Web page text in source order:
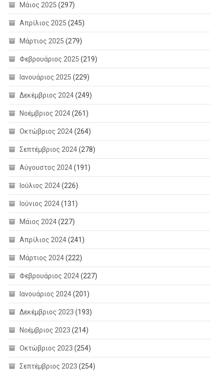
Μάιος 2025 (297)
Απρίλιος 2025 (245)
Μάρτιος 2025 (279)
Φεβρουάριος 2025 (219)
Ιανουάριος 2025 (229)
Δεκέμβριος 2024(249)
Νοέμβριος 2024(261)
Οκτώβριος 2024(264)
Σεπτέμβριος 2024(278)
Αύγουστος 2024(191)
Ιούλιος 2024(226)
Ιούνιος 2024(131)
Μάιος 2024(227)
Απρίλιος 2024(241)
Μάρτιος 2024(222)
Φεβρουάριος 2024(227)
Ιανουάριος 2024(201)
Δεκέμβριος 2023 (193)
Νοέμβριος 2023 (214)
Οκτώβριος 2023 (254)
Σεπτέμβριος 2023 (254)